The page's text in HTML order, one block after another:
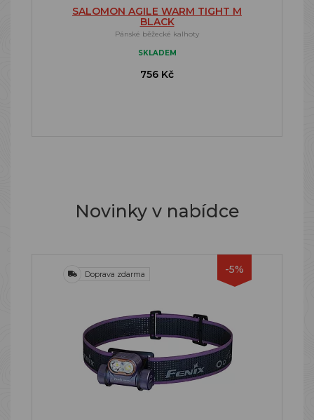
SALOMON AGILE WARM TIGHT M
BLACK
Pánské běžecké kalhoty
SKLADEM
756 Kč
Novinky v nabídce
-5%
Doprava zdarma